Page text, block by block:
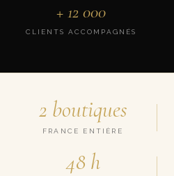
+ 12 000
CLIENTS ACCOMPAGNÉS
2 boutiques
FRANCE ENTIÈRE
48 h